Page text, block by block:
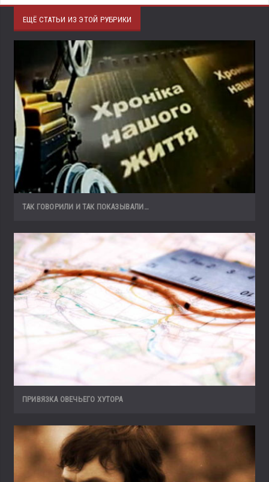
ЕЩЁ СТАТЬИ ИЗ ЭТОЙ РУБРИКИ
ТАК ГОВОРИЛИ И ТАК ПОКАЗЫВАЛИ…
ПРИВЯЗКА ОВЕЧЬЕГО ХУТОРА